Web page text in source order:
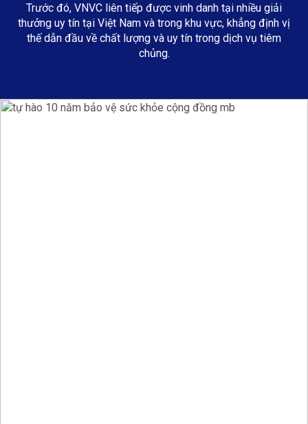
Trước đó, VNVC liên tiếp được vinh danh tại nhiều giải
thưởng uy tín tại Việt Nam và trong khu vực, khẳng định vị
thế dẫn đầu về chất lượng và uy tín trong dịch vụ tiêm
chủng.